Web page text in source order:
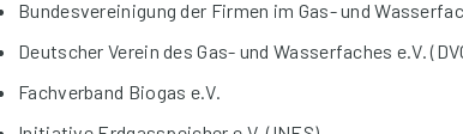
Bundesvereinigung der Firmen im Gas- und
Deutscher Verein des Gas- und Wasserfaches e.V.
Fachverband Biogas e.V.